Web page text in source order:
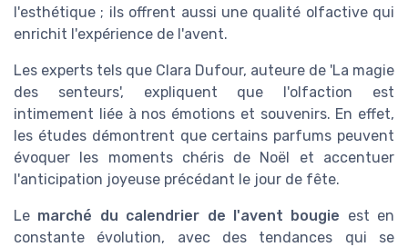
l'esthétique ; ils offrent aussi une qualité olfactive qui
enrichit l'expérience de l'avent.
Les experts tels que Clara Dufour, auteure de 'La magie
des senteurs', expliquent que l'olfaction est
intimement liée à nos émotions et souvenirs. En effet,
les études démontrent que certains parfums peuvent
évoquer les moments chéris de Noël et accentuer
l'anticipation joyeuse précédant le jour de fête.
Le marché du calendrier de l'avent bougie est en
constante évolution, avec des tendances qui se